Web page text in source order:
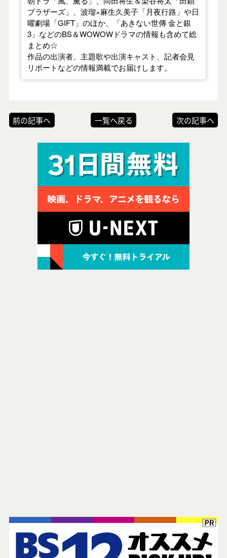
ブラザーズ」、波瑠×麻生久美子「月夜行路」や日
曜劇場「GIFT」のほか、「あきない世傳 金と銀
3」などのBS＆WOWOWドラマの情報も含めて総
まとめ☆
作品の出演者、主題歌や出演キャスト、記者会見
リポートなどの情報満載でお届けします。
前の記事へ 一覧へ戻る 次の記事へ